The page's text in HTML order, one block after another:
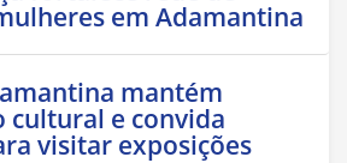
em Adamantina
mantém
cultural e convida
visitar exposições